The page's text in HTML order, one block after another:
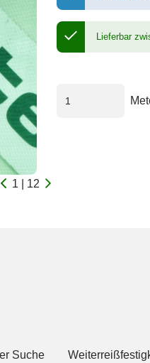
1 | 12
Lieferbar
Suche
nur für